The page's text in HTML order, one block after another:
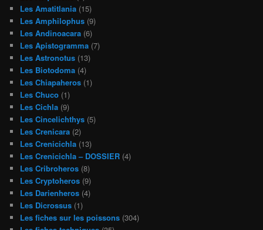
Les Amatitlania (15)
Les Amphilophus (9)
Les Andinoacara (6)
Les Apistogramma (7)
Les Astronotus (13)
Les Biotodoma (4)
Les Chiapaheros (1)
Les Chuco (1)
Les Cichla (9)
Les Cincelichthys (5)
Les Crenicara (2)
Les Crenicichla (13)
Les Crenicichla – DOSSIER (4)
Les Cribroheros (8)
Les Cryptoheros (9)
Les Darienheros (4)
Les Dicrossus (1)
Les fiches sur les poissons (304)